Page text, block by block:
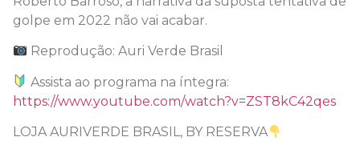
golpe em 2022 não vai acabar.
Reprodução: Auri Verde Brasil
Assista ao programa na íntegra:
https://www.youtube.com/watch?v=ZST8kC42qes
LOJA AURIVERDE BRASIL, BY RESERVA